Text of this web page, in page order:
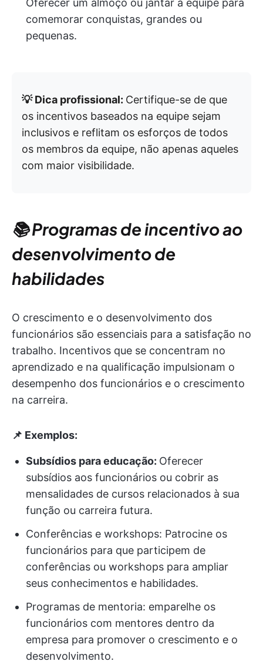
Oferecer um almoço ou jantar à equipe para
comemorar conquistas, grandes ou
pequenas.
💡 Dica profissional: Certifique-se de que
os incentivos baseados na equipe sejam
inclusivos e reflitam os esforços de todos
os membros da equipe, não apenas aqueles
com maior visibilidade.
📚 Programas de incentivo ao
desenvolvimento de
habilidades
O crescimento e o desenvolvimento dos
funcionários são essenciais para a satisfação no
trabalho. Incentivos que se concentram no
aprendizado e na qualificação impulsionam o
desempenho dos funcionários e o crescimento
na carreira.
📌 Exemplos:
Subsídios para educação: Oferecer
subsídios aos funcionários ou cobrir as
mensalidades de cursos relacionados à sua
função ou carreira futura.
Conferências e workshops: Patrocine os
funcionários para que participem de
conferências ou workshops para ampliar
seus conhecimentos e habilidades.
Programas de mentoria: emparelhe os
funcionários com mentores dentro da
empresa para promover o crescimento e o
desenvolvimento.